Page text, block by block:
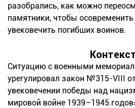
разобрались, как можно
памятники, чтобы
увековечить погибших воинов.
Ситуацию с военными
урегулировал закон №315-VIII
увековечении победы над
мировой войне 1939–1945